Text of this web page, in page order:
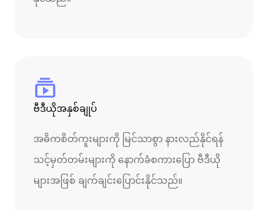
subscriptions
ဗီဒီယိုအနှစ်ချုပ်
အဓိကစိတ်ကူးများကို မြင်သာစွာ နားလည်နိုင်ရန်
သင့်မှတ်တမ်းများကို နောက်ခံစကားပြော ဗီဒီယို
များအဖြစ် ချက်ချင်းပြောင်းနိုင်သည်။